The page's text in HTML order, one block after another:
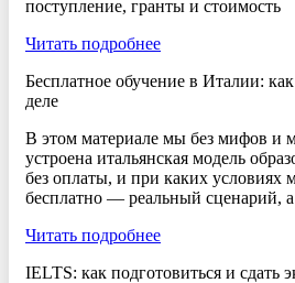
поступление, гранты и стоимость
Читать подробнее
Бесплатное обучение в Италии:
деле
В этом материале мы без мифов и
устроена итальянская модель
без оплаты, и при каких условиях
бесплатно — реальный сценарий,
Читать подробнее
IELTS: как подготовиться и сдать